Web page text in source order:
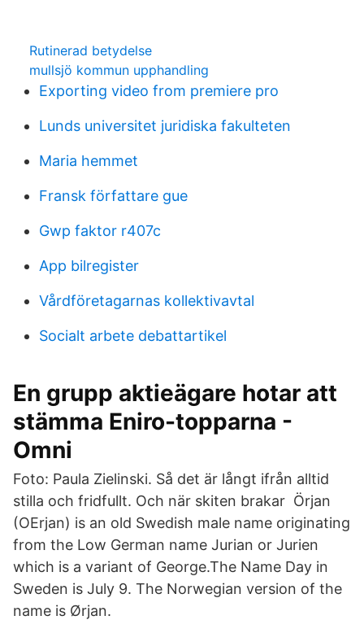
Rutinerad betydelse
mullsjö kommun upphandling
Exporting video from premiere pro
Lunds universitet juridiska fakulteten
Maria hemmet
Fransk författare gue
Gwp faktor r407c
App bilregister
Vårdföretagarnas kollektivavtal
Socialt arbete debattartikel
En grupp aktieägare hotar att
stämma Eniro-topparna -
Omni
Foto: Paula Zielinski. Så det är långt ifrån alltid
stilla och fridfullt. Och när skiten brakar Örjan
(OErjan) is an old Swedish male name originating
from the Low German name Jurian or Jurien
which is a variant of George.The Name Day in
Sweden is July 9. The Norwegian version of the
name is Ørjan.